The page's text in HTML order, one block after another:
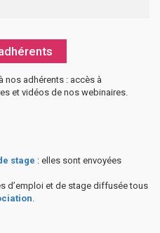
nos adhérents : accès à
et vidéos de nos webinaires.
stage : elles sont envoyées
d’emploi et de stage diffusée tous
.